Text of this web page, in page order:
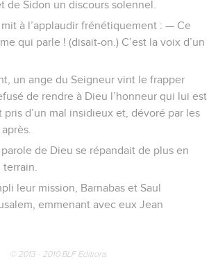
de Sidon un discours solennel.
à l’applaudir frénétiquement : — Ce
qui parle ! (disait-on.) C’est la voix d’un
un ange du Seigneur vint le frapper
de rendre à Dieu l’honneur qui lui est
pris d’un mal insidieux et, dévoré par les
de Dieu se répandait de plus en
leur mission, Barnabas et Saul
emmenant avec eux Jean
© 2013 - 2010 BLF Editions